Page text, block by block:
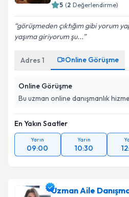
5 (2 Değerlendirme)
görüşmeden çıktığım gibi yorum
yaşıma giriyorum şu...
Adres 1 Online Görüşme
Online Görüşme
Bu uzman online danışmanlık
En Yakın Saatler
Yarın
09:00
Yarın
10:30
Uzman Aile